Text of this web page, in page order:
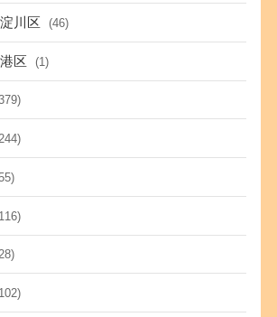
川区 (46)
区 (1)